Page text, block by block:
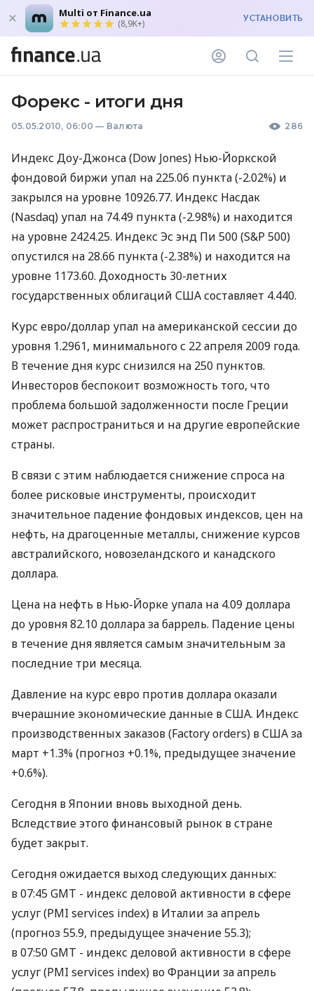
Multi от Finance.ua
(8,9K+) УСТАНОВИТЬ
Форекс - итоги дня
05.05.2010, 06:00 — Валюта 286
Индекс Доу-Джонса (Dow Jones) Нью-Йоркской
фондовой биржи упал на 225.06 пункта (-2.02%) и
закрылся на уровне 10926.77. Индекс Насдак
(Nasdaq) упал на 74.49 пункта (-2.98%) и находится
на уровне 2424.25. Индекс Эс энд Пи 500 (S&P 500)
опустился на 28.66 пункта (-2.38%) и находится на
уровне 1173.60. Доходность 30-летних
государственных облигаций США составляет 4.440.
Курс евро/доллар упал на американской сессии до
уровня 1.2961, минимального с 22 апреля 2009 года.
В течение дня курс снизился на 250 пунктов.
Инвесторов беспокоит возможность того, что
проблема большой задолженности после Греции
может распространиться и на другие европейские
страны.
В связи с этим наблюдается снижение спроса на
более рисковые инструменты, происходит
значительное падение фондовых индексов, цен на
нефть, на драгоценные металлы, снижение курсов
австралийского, новозеландского и канадского
доллара.
Цена на нефть в Нью-Йорке упала на 4.09 доллара
до уровня 82.10 доллара за баррель. Падение цены
в течение дня является самым значительным за
последние три месяца.
Давление на курс евро против доллара оказали
вчерашние экономические данные в США. Индекс
производственных заказов (Factory orders) в США за
март +1.3% (прогноз +0.1%, предыдущее значение
+0.6%).
Сегодня в Японии вновь выходной день.
Вследствие этого финансовый рынок в стране
будет закрыт.
Сегодня ожидается выход следующих данных:
в 07:45 GMT - индекс деловой активности в сфере
услуг (PMI services index) в Италии за апрель
(прогноз 55.9, предыдущее значение 55.3);
в 07:50 GMT - индекс деловой активности в сфере
услуг (PMI services index) во Франции за апрель